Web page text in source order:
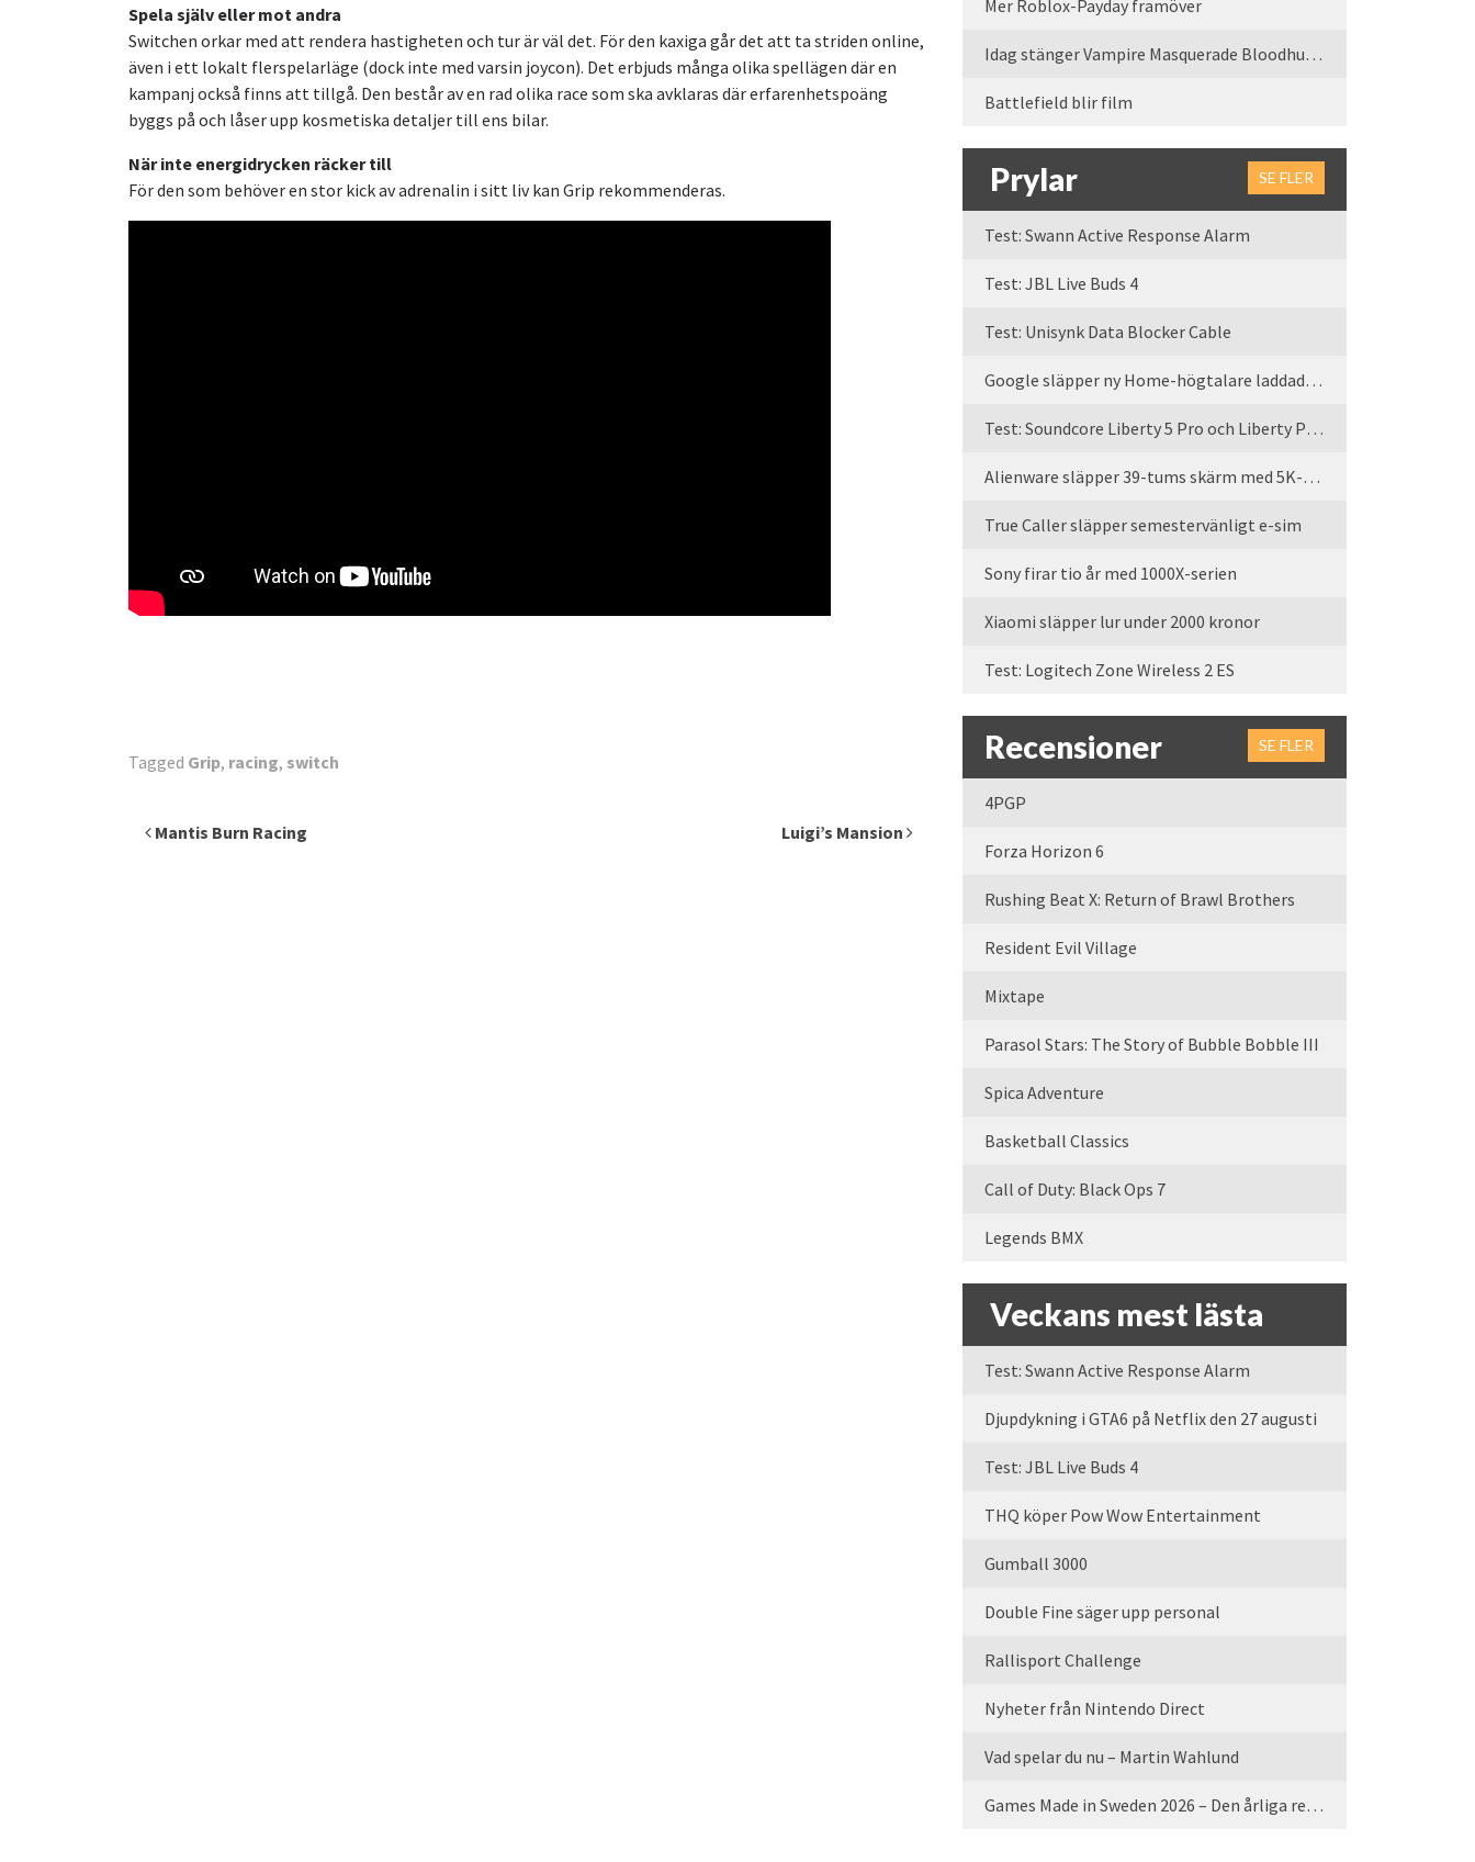
Spela själv eller mot andra
Switchen orkar med att rendera hastigheten och tur är väl det. För den kaxiga går det att ta striden online,
även i ett lokalt flerspelarläge (dock inte med varsin joycon). Det erbjuds många olika spellägen där en
kampanj också finns att tillgå. Den består av en rad olika race som ska avklaras där erfarenhetspoäng
byggs på och låser upp kosmetiska detaljer till ens bilar.
När inte energidrycken räcker till
För den som behöver en stor kick av adrenalin i sitt liv kan Grip rekommenderas.
Tagged Grip, racing, switch
Inläggsnavigering
Mantis Burn Racing Luigi’s Mansion
Mer Roblox-Payday framöver
Idag stänger Vampire Masquerade Bloodhunt servrarna
Battlefield blir film
Prylar SE FLER
Test: Swann Active Response Alarm
Test: JBL Live Buds 4
Test: Unisynk Data Blocker Cable
Google släpper ny Home-högtalare laddad med Gemini
Test: Soundcore Liberty 5 Pro och Liberty Pro Max
Alienware släpper 39-tums skärm med 5K-upplösning
True Caller släpper semestervänligt e-sim
Sony firar tio år med 1000X-serien
Xiaomi släpper lur under 2000 kronor
Test: Logitech Zone Wireless 2 ES
Recensioner SE FLER
4PGP
Forza Horizon 6
Rushing Beat X: Return of Brawl Brothers
Resident Evil Village
Mixtape
Parasol Stars: The Story of Bubble Bobble III
Spica Adventure
Basketball Classics
Call of Duty: Black Ops 7
Legends BMX
Veckans mest lästa
Test: Swann Active Response Alarm
Djupdykning i GTA6 på Netflix den 27 augusti
Test: JBL Live Buds 4
THQ köper Pow Wow Entertainment
Gumball 3000
Double Fine säger upp personal
Rallisport Challenge
Nyheter från Nintendo Direct
Vad spelar du nu – Martin Wahlund
Games Made in Sweden 2026 – Den årliga rean är tillbaka